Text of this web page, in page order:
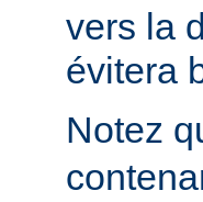
vers la
évitera
Notez